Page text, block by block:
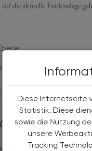
Diese Internetseite
Statistik. Diese
sowie die Nutzung
unsere
Tracking
die aktuelle Evidenzlage
finden Sie hier!